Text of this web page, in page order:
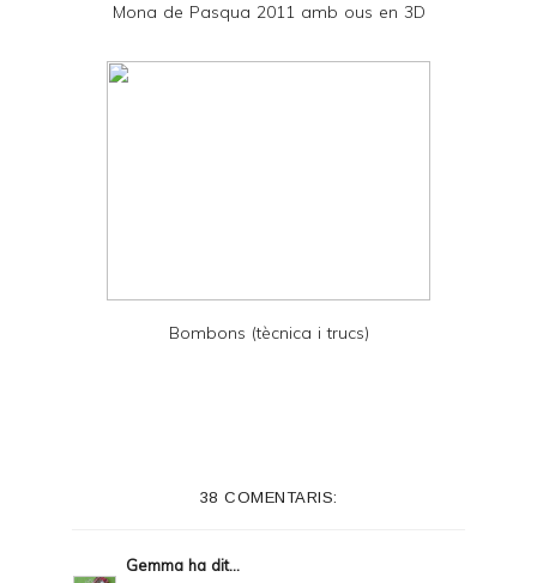
Mona de Pasqua 2011 amb ous en 3D
Bombons (tècnica i trucs)
38 COMENTARIS:
Gemma ha dit...